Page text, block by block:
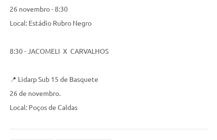
26 novembro - 8:30
Local: Estádio Rubro Negro
8:30 - JACOMELI X CARVALHOS
📍 Lidarp Sub 15 de Basquete
26 de novembro.
Local: Poços de Caldas